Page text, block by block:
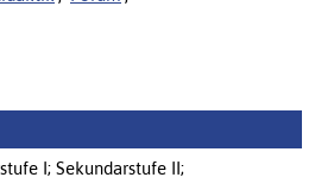
I; Sekundarstufe II;